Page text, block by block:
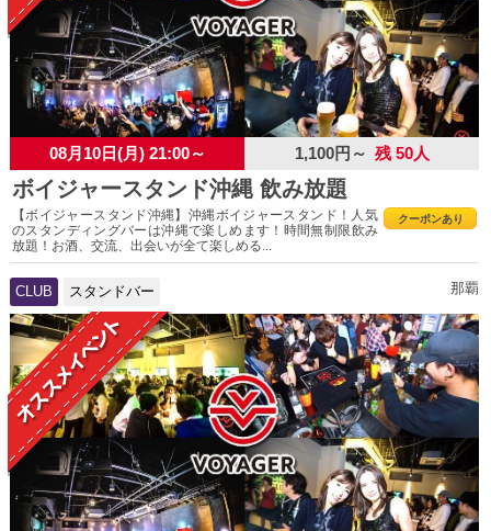
08月10日(月) 21:00～ 1,100円～ 残 50人
ボイジャースタンド沖縄 飲み放題
クーポンあり
【ボイジャースタンド沖縄】沖縄ボイジャースタンド！人気
のスタンディングバーは沖縄で楽しめます！時間無制限飲み
放題！お酒、交流、出会いが全て楽しめる...
CLUB スタンドバー 那覇